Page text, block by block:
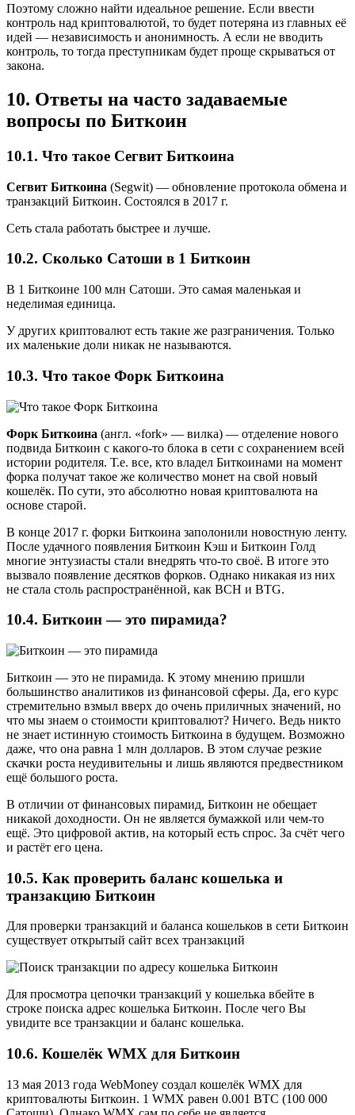
Поэтому сложно найти идеальное решение. Если ввести
контроль над криптовалютой, то будет потеряна из главных её
идей — независимость и анонимность. А если не вводить
контроль, то тогда преступникам будет проще скрываться от
закона.
10. Ответы на часто задаваемые
вопросы по Биткоин
10.1. Что такое Сегвит Биткоина
Сегвит Биткоина (Segwit) — обновление протокола обмена и
транзакций Биткоин. Состоялся в 2017 г.
Сеть стала работать быстрее и лучше.
10.2. Сколько Сатоши в 1 Биткоин
В 1 Биткоине 100 млн Сатоши. Это самая маленькая и
неделимая единица.
У других криптовалют есть такие же разграничения. Только
их маленькие доли никак не называются.
10.3. Что такое Форк Биткоина
Форк Биткоина (англ. «fork» — вилка) — отделение нового
подвида Биткоин с какого-то блока в сети с сохранением всей
истории родителя. Т.е. все, кто владел Биткоинами на момент
форка получат такое же количество монет на свой новый
кошелёк. По сути, это абсолютно новая криптовалюта на
основе старой.
В конце 2017 г. форки Биткоина заполонили новостную ленту.
После удачного появления Биткоин Кэш и Биткоин Голд
многие энтузиасты стали внедрять что-то своё. В итоге это
вызвало появление десятков форков. Однако никакая из них
не стала столь распространённой, как BCH и BTG.
10.4. Биткоин — это пирамида?
Биткоин — это не пирамида. К этому мнению пришли
большинство аналитиков из финансовой сферы. Да, его курс
стремительно взмыл вверх до очень приличных значений, но
что мы знаем о стоимости криптовалют? Ничего. Ведь никто
не знает истинную стоимость Биткоина в будущем. Возможно
даже, что она равна 1 млн долларов. В этом случае резкие
скачки роста неудивительны и лишь являются предвестником
ещё большого роста.
В отличии от финансовых пирамид, Биткоин не обещает
никакой доходности. Он не является бумажкой или чем-то
ещё. Это цифровой актив, на который есть спрос. За счёт чего
и растёт его цена.
10.5. Как проверить баланс кошелька и
транзакцию Биткоин
Для проверки транзакций и баланса кошельков в сети Биткоин
существует открытый сайт всех транзакций
Для просмотра цепочки транзакций у кошелька вбейте в
строке поиска адрес кошелька Биткоин. После чего Вы
увидите все транзакции и баланс кошелька.
10.6. Кошелёк WMX для Биткоин
13 мая 2013 года WebMoney создал кошелёк WMX для
криптовалюты Биткоин. 1 WMX равен 0.001 BTC (100 000